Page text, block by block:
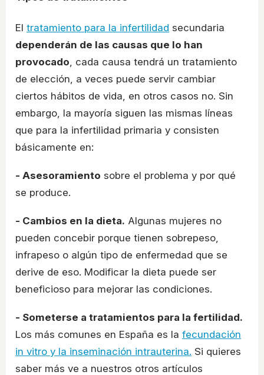
El tratamiento para la infertilidad secundaria
dependerán de las causas que lo han
provocado , cada causa tendrá un tratamiento
de elección, a veces puede servir cambiar
ciertos hábitos de vida, en otros casos no. Sin
embargo, la mayoría siguen las mismas líneas
que para la infertilidad primaria y consisten
básicamente en:
- Asesoramiento sobre el problema y por qué
se produce.
- Cambios en la dieta. Algunas mujeres no
pueden concebir porque tienen sobrepeso,
infrapeso o algún tipo de enfermedad que se
derive de eso. Modificar la dieta puede ser
beneficioso para mejorar las condiciones.
- Someterse a tratamientos para la fertilidad.
Los más comunes en España es la fecundación
in vitro y la inseminación intrauterina. Si quieres
saber más ve a nuestros otros artículos